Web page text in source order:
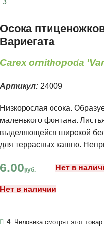
Осока
Вариегата
Carex ornithopoda
Артикул: 24009
Низкорослая осока.
маленького фонтана.
выделяющейся широкой
для террасных кашпо.
6.00руб. Нет в
Нет в наличии
4 Человека смотрят этот